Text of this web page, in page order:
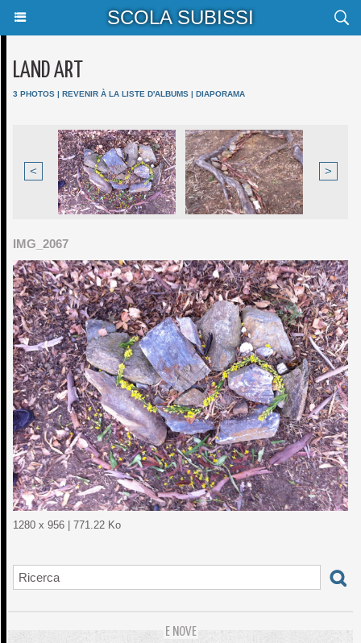
SCOLA SUBISSI
LAND ART
3 PHOTOS | REVENIR À LA LISTE D'ALBUMS | DIAPORAMA
< >
IMG_2067
1280 x 956 | 771.22 Ko
E NOVE